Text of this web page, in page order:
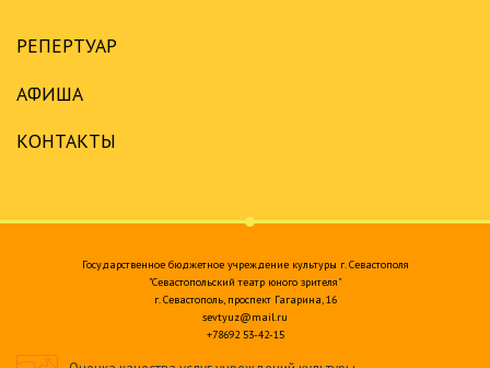
РЕПЕРТУАР
АФИША
КОНТАКТЫ
Государственное бюджетное учреждение культуры г. Севастополя
"Севастопольский театр юного зрителя"
г. Севастополь, проспект Гагарина, 16
sevtyuz@mail.ru
+78692 53-42-15